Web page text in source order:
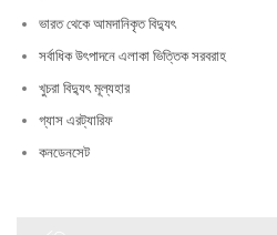
ভারত থেকে আমদানিকৃত বিদ্যুৎ
সর্বাধিক উৎপাদনে এলাকা ভিত্তিক সরবরাহ
খুচরা বিদ্যুৎ মূল্যহার
গ্যাস এরট্যারিফ
কনডেনসেট